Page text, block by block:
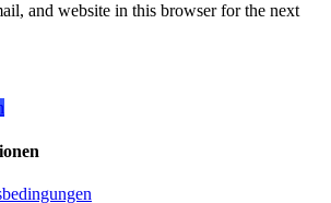
and website in this browser for the next